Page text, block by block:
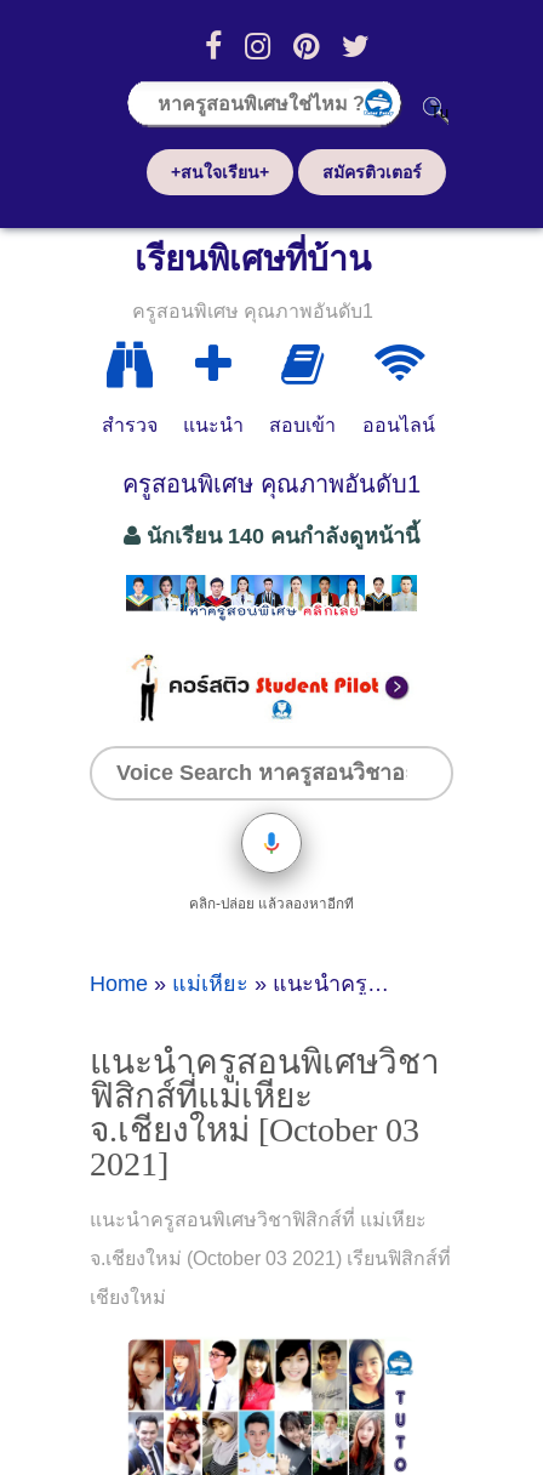
+สนใจเรียน+ สมัครติวเตอร์
เรียนพิเศษที่บ้าน
ครูสอนพิเศษ คุณภาพอันดับ1
สำรวจ แนะนำ สอบเข้า ออนไลน์
ครูสอนพิเศษ คุณภาพอันดับ1
นักเรียน 140 คนกำลังดูหน้านี้
คลิก-ปล่อย แล้วลองหาอีกที
Home » แม่เหี่ยะ » แนะนำครูสอนพิเศษวิชาฟิสิกส์ที่แม่เหียะ จ.เชียงใหม่ [October 03 2021]
แนะนำครูสอนพิเศษวิชา
ฟิสิกส์ที่แม่เหียะ
จ.เชียงใหม่ [October 03
2021]
แนะนำครูสอนพิเศษวิชาฟิสิกส์ที่ แม่เหียะ
จ.เชียงใหม่ (October 03 2021) เรียนฟิสิกส์ที่
เชียงใหม่